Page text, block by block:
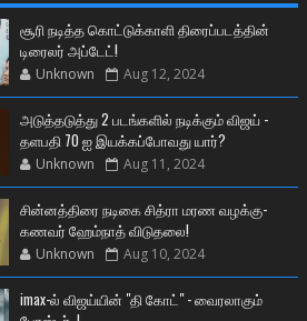
சூரி நடித்த கொட்டுக்காளி திரைப்படத்தின்
டிரைலர் அப்டேட்!
Unknown Aug 12, 2024
அடுத்தடுத்து 2 படங்களில் நடிக்கும் விஜய் -
தளபதி 70 ஐ இயக்கப்போவது யார்?
Unknown Aug 11, 2024
சின்னத்திரை நடிகை சித்ரா மரண வழக்கு-
கணவர் ஹேம்நாத் விடுதலை!
Unknown Aug 10, 2024
imax-ல் விஜய்யின் "தி கோட்" - வைரலாகும்